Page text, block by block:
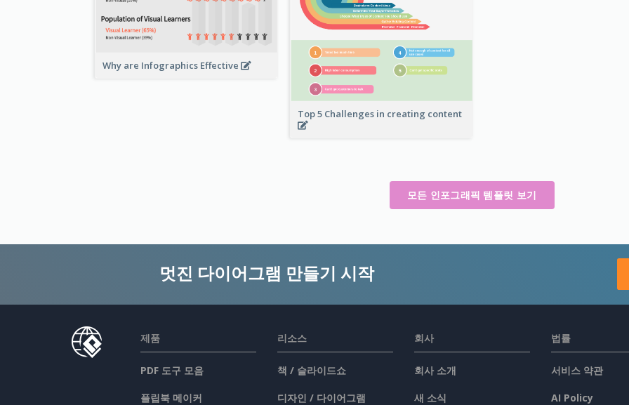
Why are Infographics Effective
Top 5 Challenges in creating content
모든 인포그래픽 템플릿 보기
멋진 다이어그램 만들기 시작
제품
PDF 도구 모음
플립북 메이커
리소스
책 / 슬라이드쇼
디자인 / 다이어그램
회사
회사 소개
새 소식
법률
서비스 약관
AI Policy